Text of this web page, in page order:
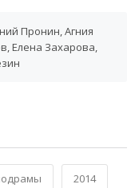
Пронин, Агния
Елена Захарова,
2014